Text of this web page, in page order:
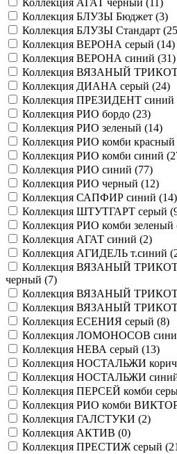
Коллекция АГАТ черный (
)
Коллекция БЛУЗЫ Бюджет (3)
Коллекция БЛУЗЫ Стандарт (25
Коллекция ВЕРОНА серый (14)
Коллекция ВЕРОНА синий (31)
Коллекция ВЯЗАНЫЙ
Коллекция ДИАНА серый (24)
Коллекция ПРЕЗИДЕНТ синий
Коллекция РИО бордо (23)
Коллекция РИО зеленый (14)
Коллекция РИО комби красный
Коллекция РИО комби синий (
Коллекция РИО синий (77)
Коллекция РИО черный (12)
Коллекция САПФИР синий (14)
Коллекция ШТУТГАРТ серый (
Коллекция РИО комби зеленый
Коллекция АГАТ синий (2)
Коллекция АГИДЕЛЬ т.синий (
Коллекция ВЯЗАНЫЙ
черный (7)
Коллекция ВЯЗАНЫЙ
Коллекция ВЯЗАНЫЙ
Коллекция ЕСЕНИЯ серый (8)
Коллекция ЛОМОНОСОВ
Коллекция НЕВА серый (13)
Коллекция НОСТАЛЬЖИ
Коллекция НОСТАЛЬЖИ
Коллекция ПЕРСЕЙ комби
Коллекция РИО комби
Коллекция ГАЛСТУКИ (2)
Коллекция АКТИВ (0)
Коллекция ПРЕСТИЖ серый (21